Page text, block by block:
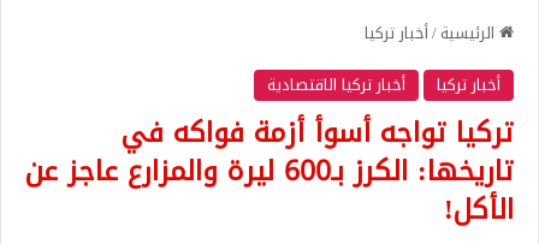
الرئيسية/أخبار تركيا
أخبار تركيا
أخبار تركيا الاقتصادية
تركيا تواجه أسوأ أزمة فواكه في
تاريخها: الكرز بـ600 ليرة والمزارع عاجز عن
الأكل!